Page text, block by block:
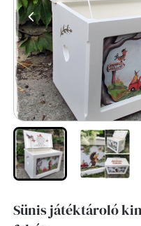
Sünis játéktároló